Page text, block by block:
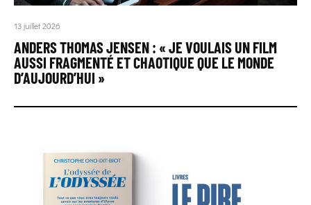
13 juillet 2026
ANDERS THOMAS JENSEN : « JE VOULAIS UN FILM
AUSSI FRAGMENTÉ ET CHAOTIQUE QUE LE MONDE
D’AUJOURD’HUI »